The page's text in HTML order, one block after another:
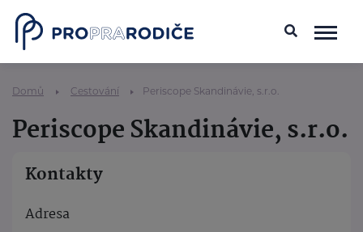
Domů Cestování Periscope Skandinávie, s.r.o.
Periscope Skandinávie, s.r.o.
Kontakty
Adresa